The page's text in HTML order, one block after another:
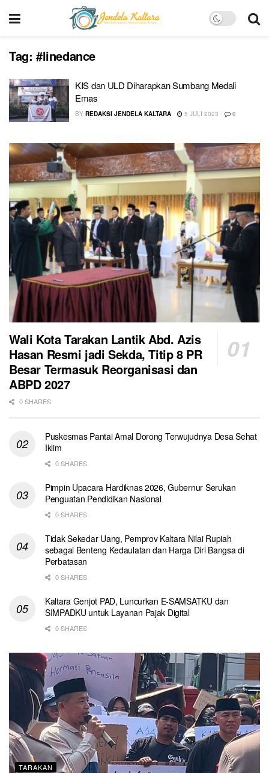
Tag: #linedance
KIS dan ULD Diharapkan Sumbang Medali
Emas
BY REDAKSI JENDELA KALTARA 5 JULI 2023 0
Wali Kota Tarakan Lantik Abd. Azis
Hasan Resmi jadi Sekda, Titip 8 PR
Besar Termasuk Reorganisasi dan
ABPD 2027
0 SHARES
Puskesmas Pantai Amal Dorong Terwujudnya Desa Sehat
Iklim
0 SHARES
Pimpin Upacara Hardiknas 2026, Gubernur Serukan
Penguatan Pendidikan Nasional
0 SHARES
Tidak Sekedar Uang, Pemprov Kaltara Nilai Rupiah
sebagai Benteng Kedaulatan dan Harga Diri Bangsa di
Perbatasan
0 SHARES
Kaltara Genjot PAD, Luncurkan E-SAMSATKU dan
SIMPADKU untuk Layanan Pajak Digital
0 SHARES
TARAKAN